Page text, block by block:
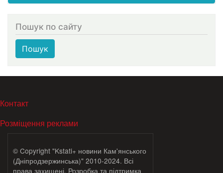
Пошук по сайту
Пошук
МЕНЮ В ПОДВАЛЕ
Контакт
Розміщення реклами
© Copyright "Kstati+ новини Кам'янського
(Дніпродзержинська)" 2010-2024. Всі
права захищені. Розробка та підтримка